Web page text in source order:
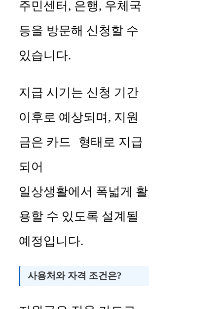
주민센터, 은행, 우체국
등을 방문해 신청할 수
있습니다.
지급 시기는 신청 기간
이후로 예상되며, 지원
금은 카드 형태 로 지급
되어
일상생활에서 폭넓게 활
용할 수 있도록 설계될
예정입니다.
사용처와 자격 조건은?